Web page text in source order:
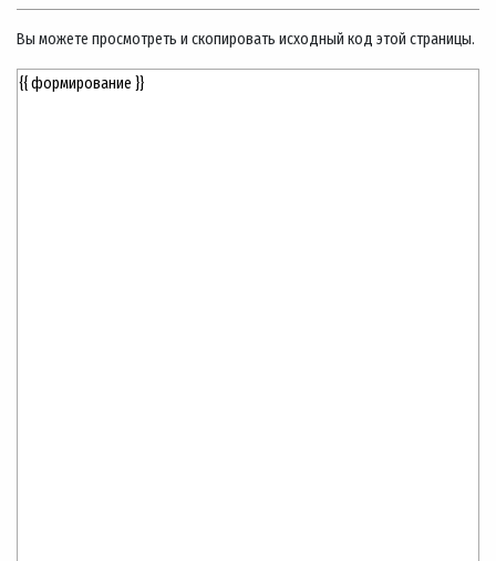
Вы можете просмотреть и скопировать исходный код этой страницы.